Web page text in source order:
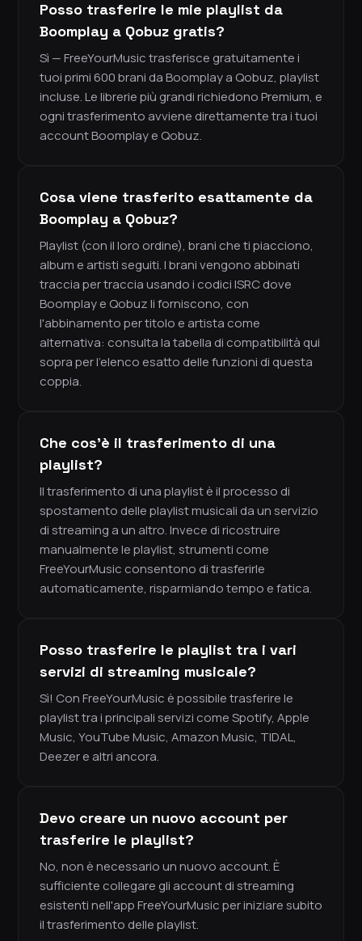
Posso trasferire le mie playlist da
Boomplay a Qobuz gratis?
Sì — FreeYourMusic trasferisce gratuitamente i
tuoi primi 600 brani da Boomplay a Qobuz, playlist
incluse. Le librerie più grandi richiedono Premium, e
ogni trasferimento avviene direttamente tra i tuoi
account Boomplay e Qobuz.
Cosa viene trasferito esattamente da
Boomplay a Qobuz?
Playlist (con il loro ordine), brani che ti piacciono,
album e artisti seguiti. I brani vengono abbinati
traccia per traccia usando i codici ISRC dove
Boomplay e Qobuz li forniscono, con
l'abbinamento per titolo e artista come
alternativa: consulta la tabella di compatibilità qui
sopra per l'elenco esatto delle funzioni di questa
coppia.
Che cos'è il trasferimento di una
playlist?
Il trasferimento di una playlist è il processo di
spostamento delle playlist musicali da un servizio
di streaming a un altro. Invece di ricostruire
manualmente le playlist, strumenti come
FreeYourMusic consentono di trasferirle
automaticamente, risparmiando tempo e fatica.
Posso trasferire le playlist tra i vari
servizi di streaming musicale?
Sì! Con FreeYourMusic è possibile trasferire le
playlist tra i principali servizi come Spotify, Apple
Music, YouTube Music, Amazon Music, TIDAL,
Deezer e altri ancora.
Devo creare un nuovo account per
trasferire le playlist?
No, non è necessario un nuovo account. È
sufficiente collegare gli account di streaming
esistenti nell'app FreeYourMusic per iniziare subito
il trasferimento delle playlist.